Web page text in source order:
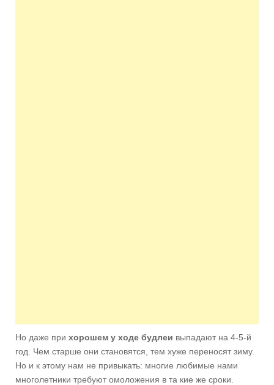
Но даже при хорошем у ходе будлеи выпадают на 4-5-й
год. Чем старше они становятся, тем хуже переносят зиму.
Но и к этому нам не привыкать: многие любимые нами
многолетники требуют омоложения в та кие же сроки.